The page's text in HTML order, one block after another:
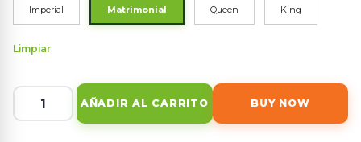
Imperial Matrimonial Queen King
Limpiar
AÑADIR AL CARRITO BUY NOW